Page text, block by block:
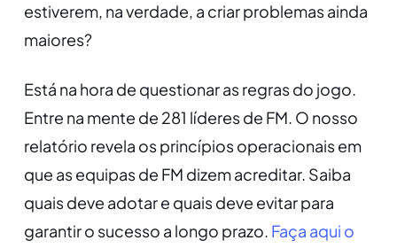
estiverem, na verdade, a criar problemas ainda
maiores?
Está na hora de questionar as regras do jogo.
Entre na mente de 281 líderes de FM. O nosso
relatório revela os princípios operacionais em
que as equipas de FM dizem acreditar. Saiba
quais deve adotar e quais deve evitar para
garantir o sucesso a longo prazo. Faça aqui o